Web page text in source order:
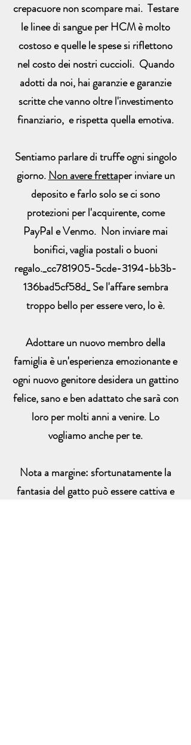
crepacuore non scompare mai. Testare
le linee di sangue per HCM è molto
costoso e quelle le spese si riflettono
nel costo dei nostri cuccioli. Quando
adotti da noi, hai garanzie e garanzie
scritte che vanno oltre l'investimento
finanziario, e rispetta quella emotiva.
Sentiamo parlare di truffe ogni singolo
giorno. Non avere frettaper inviare un
deposito e farlo solo se ci sono
protezioni per l'acquirente, come
PayPal e Venmo. Non inviare mai
bonifici, vaglia postali o buoni
regalo._cc781905-5cde-3194-bb3b-
136bad5cf58d_ Se l'affare sembra
troppo bello per essere vero, lo è.
Adottare un nuovo membro della
famiglia è un'esperienza emozionante e
ogni nuovo genitore desidera un gattino
felice, sano e ben adattato che sarà con
loro per molti anni a venire. Lo
vogliamo anche per te.
Nota a margine: sfortunatamente la
fantasia del gatto può essere cattiva e